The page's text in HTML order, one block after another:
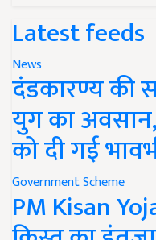
Latest feeds
News
दंडकारण्य की
युग का अवसान,
को दी गई
Government Scheme
PM Kisan